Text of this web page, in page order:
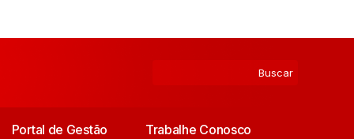
Portal de Gestão Trabalhe Conosco